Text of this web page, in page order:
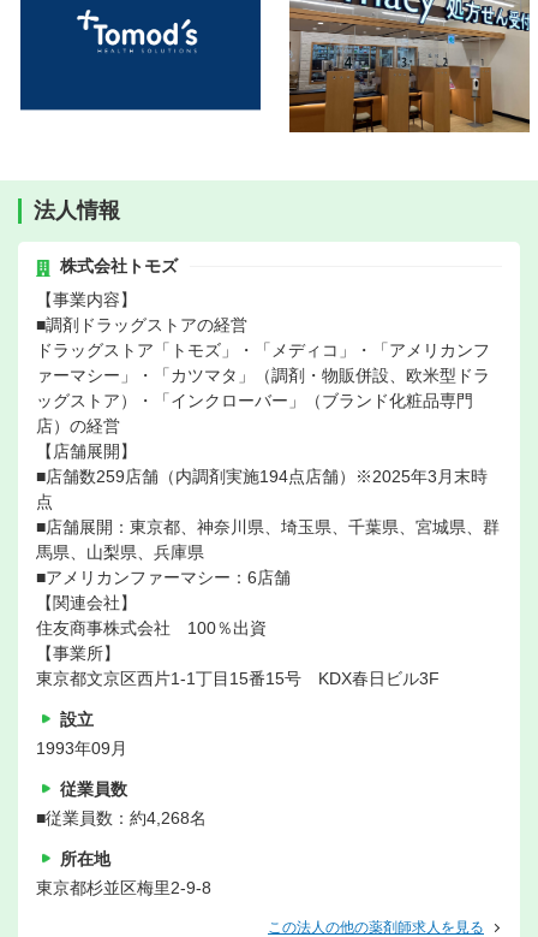
法人情報
株式会社トモズ
【事業内容】
■調剤ドラッグストアの経営
ドラッグストア「トモズ」・「メディコ」・「アメリカンフ
ァーマシー」・「カツマタ」（調剤・物販併設、欧米型ドラ
ッグストア）・「インクローバー」（ブランド化粧品専門
店）の経営
【店舗展開】
■店舗数259店舗（内調剤実施194点店舗）※2025年3月末時
点
■店舗展開：東京都、神奈川県、埼玉県、千葉県、宮城県、群
馬県、山梨県、兵庫県
■アメリカンファーマシー：6店舗
【関連会社】
住友商事株式会社 100％出資
【事業所】
東京都文京区西片1-1丁目15番15号 KDX春日ビル3F
設立
1993年09月
従業員数
■従業員数：約4,268名
所在地
東京都杉並区梅里2-9-8
この法人の他の薬剤師求人を見る